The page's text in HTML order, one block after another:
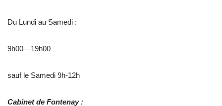
Du Lundi au Samedi :
9h00—19h00
sauf le Samedi 9h-12h
Cabinet de Fontenay :